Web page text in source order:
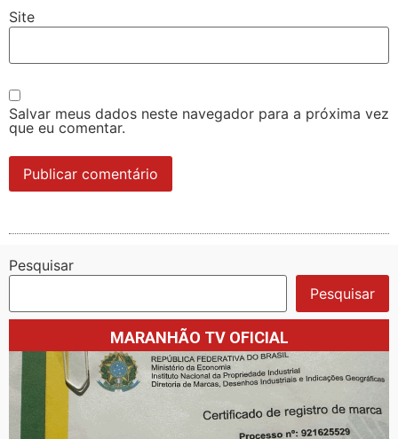
Site
Salvar meus dados neste navegador para a próxima vez
que eu comentar.
Pesquisar
Pesquisar
MARANHÃO TV OFICIAL